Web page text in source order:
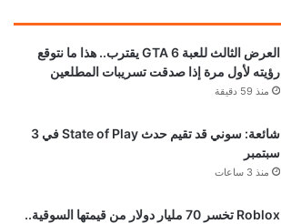
العرض الثالث للعبة GTA 6 يقترب.. هذا ما نتوقع
رؤيته لأول مرة إذا صدقت تسريبات المطلعين
منذ 59 دقيقة
شائعة: سوني قد تقيم حدث State of Play في 3
سبتمبر
منذ 3 ساعات
Roblox تخسر 70 مليار دولار من قيمتها السوقية..